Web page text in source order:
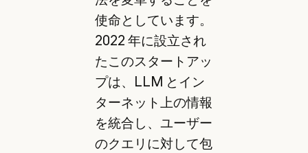
使命としています。
2022 年に設立され
たこのスタートアッ
プは、LLM とイン
ターネット上の情報
を統合し、ユーザー
のクエリに対して包